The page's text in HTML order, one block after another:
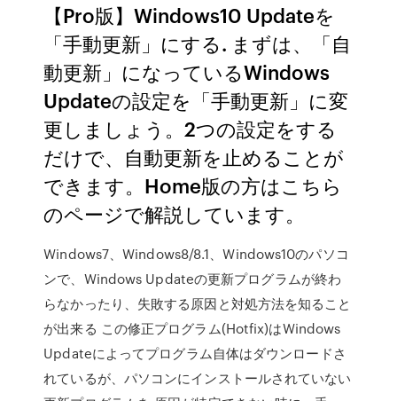
【Pro版】Windows10 Updateを
「手動更新」にする. まずは、「自
動更新」になっているWindows
Updateの設定を「手動更新」に変
更しましょう。2つの設定をする
だけで、自動更新を止めることが
できます。Home版の方はこちら
のページで解説しています。
Windows7、Windows8/8.1、Windows10のパソコ
ンで、Windows Updateの更新プログラムが終わ
らなかったり、失敗する原因と対処方法を知ること
が出来る この修正プログラム(Hotfix)はWindows
Updateによってプログラム自体はダウンロードさ
れているが、パソコンにインストールされていない